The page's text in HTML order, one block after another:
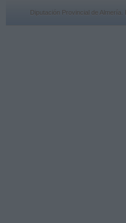
Diputación Provincial de